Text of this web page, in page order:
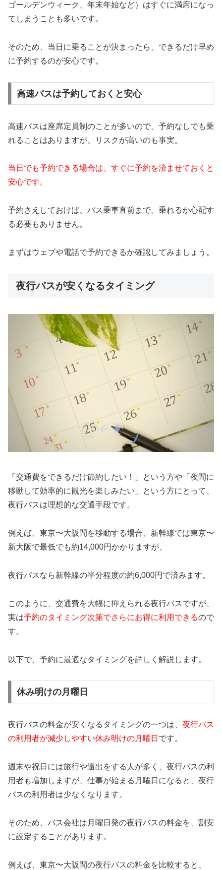
ゴールデンウィーク、年末年始など）はすぐに満席になっ
てしまうことも多いです。
そのため、当日に乗ることが決まったら、できるだけ早め
に予約するのが安心です。
高速バスは予約しておくと安心
高速バスは座席定員制のことが多いので、予約なしでも乗
れることはありますが、リスクが高いのも事実。
当日でも予約できる場合は、すぐに予約を済ませておくと
安心です。
予約さえしておけば、バス乗車直前まで、乗れるか心配す
る必要もありません。
まずはウェブや電話で予約できるか確認してみましょう。
夜行バスが安くなるタイミング
「交通費をできるだけ節約したい！」という方や「夜間に
移動して効率的に観光を楽しみたい」という方にとって、
夜行バスは理想的な交通手段です。
例えば、東京〜大阪間を移動する場合、新幹線では東京〜
新大阪で最低でも約14,000円かかりますが、
夜行バスなら新幹線の半分程度の約6,000円で済みます。
このように、交通費を大幅に抑えられる夜行バスですが、
実は予約のタイミング次第でさらにお得に利用できるので
す。
以下で、予約に最適なタイミングを詳しく解説します。
休み明けの月曜日
夜行バスの料金が安くなるタイミングの一つは、 夜行バス
の利用者が減少しやすい休み明けの月曜日 です。
週末や祝日には旅行や遠出をする人が多く、夜行バスの利
用者も増加しますが、仕事が始まる月曜日になると、夜行
バスの利用者は少なくなります。
そのため、バス会社は月曜日発の夜行バスの料金を、割安
に設定することがあります。
例えば、東京〜大阪間の夜行バスの料金を比較すると、